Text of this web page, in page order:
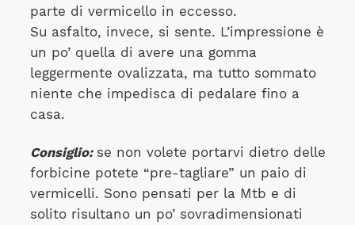
parte di vermicello in eccesso.
Su asfalto, invece, si sente. L’impressione è
un po’ quella di avere una gomma
leggermente ovalizzata, ma tutto sommato
niente che impedisca di pedalare fino a
casa.
Consiglio: se non volete portarvi dietro delle
forbicine potete “pre-tagliare” un paio di
vermicelli. Sono pensati per la Mtb e di
solito risultano un po’ sovradimensionati